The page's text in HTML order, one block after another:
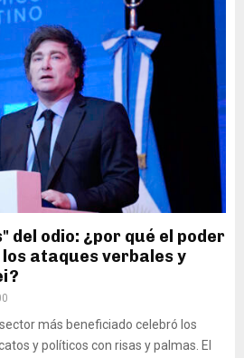
del odio: ¿por qué el poder
ataques verbales y
más beneficiado celebró los
y políticos con risas y palmas. El